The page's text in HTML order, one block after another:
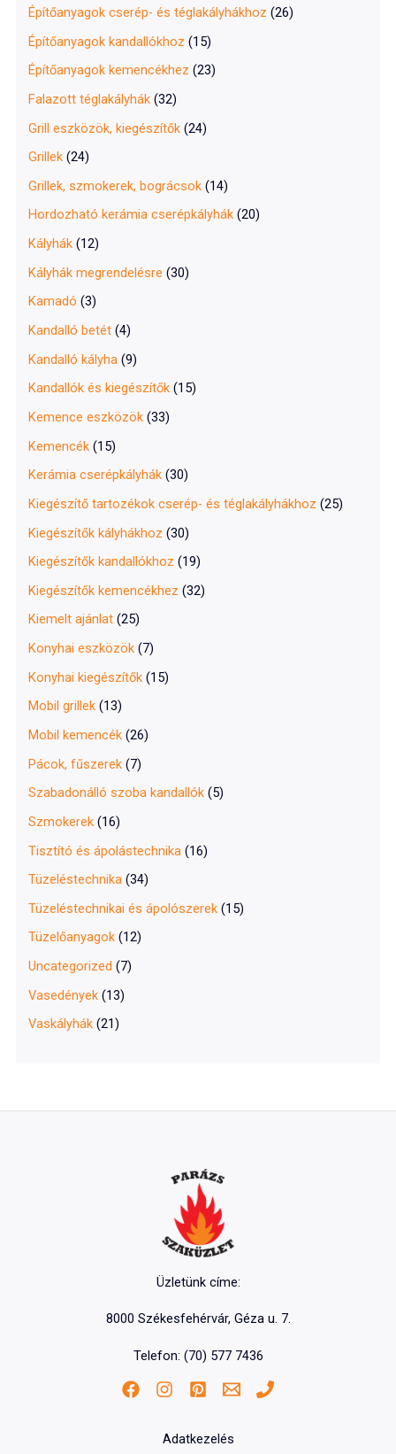
Építőanyagok cserép- és téglakályhákhoz (26)
Építőanyagok kandallókhoz (15)
Építőanyagok kemencékhez (23)
Falazott téglakályhák (32)
Grill eszközök, kiegészítők (24)
Grillek (24)
Grillek, szmokerek, bográcsok (14)
Hordozható kerámia cserépkályhák (20)
Kályhák (12)
Kályhák megrendelésre (30)
Kamadó (3)
Kandalló betét (4)
Kandalló kályha (9)
Kandallók és kiegészítők (15)
Kemence eszközök (33)
Kemencék (15)
Kerámia cserépkályhák (30)
Kiegészítő tartozékok cserép- és téglakályhákhoz (25)
Kiegészítők kályhákhoz (30)
Kiegészítők kandallókhoz (19)
Kiegészítők kemencékhez (32)
Kiemelt ajánlat (25)
Konyhai eszközök (7)
Konyhai kiegészítők (15)
Mobil grillek (13)
Mobil kemencék (26)
Pácok, fűszerek (7)
Szabadonálló szoba kandallók (5)
Szmokerek (16)
Tisztító és ápolástechnika (16)
Tüzeléstechnika (34)
Tüzeléstechnikai és ápolószerek (15)
Tüzelőanyagok (12)
Uncategorized (7)
Vasedények (13)
Vaskályhák (21)
Üzletünk címe:
8000 Székesfehérvár, Géza u. 7.
Telefon: (70) 577 7436
Adatkezelés